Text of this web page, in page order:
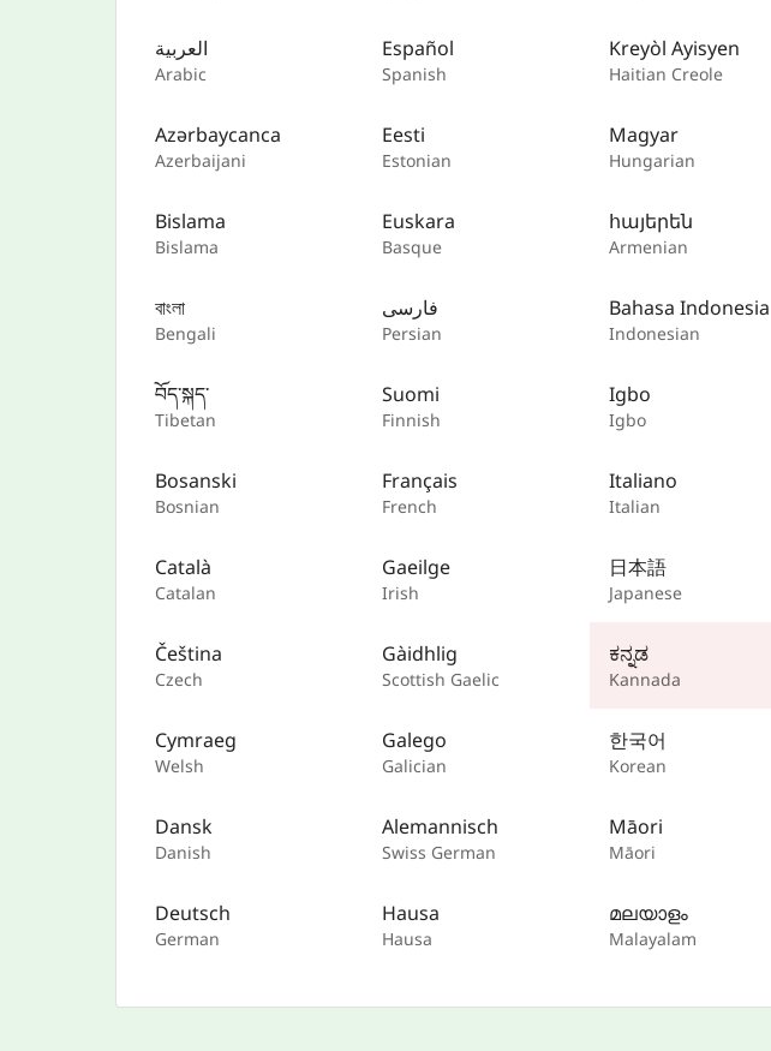
العربية
Arabic
Azərbaycanca
Azerbaijani
Bislama
Bislama
বাংলা
Bengali
བོད་སྐད་
Tibetan
Bosanski
Bosnian
Català
Catalan
Čeština
Czech
Cymraeg
Welsh
Dansk
Danish
Deutsch
German
Español
Spanish
Eesti
Estonian
Euskara
Basque
فارسی
Persian
Suomi
Finnish
Français
French
Gaeilge
Irish
Gàidhlig
Scottish Gaelic
Galego
Galician
Alemannisch
Swiss German
Hausa
Hausa
Kreyòl Ayisyen
Haitian Creole
Magyar
Hungarian
հայերեն
Armenian
Bahasa Indonesia
Indonesian
Igbo
Igbo
Italiano
Italian
日本語
Japanese
ಕನ್ನಡ
Kannada
한국어
Korean
Māori
Māori
മലയാളം
Malayalam